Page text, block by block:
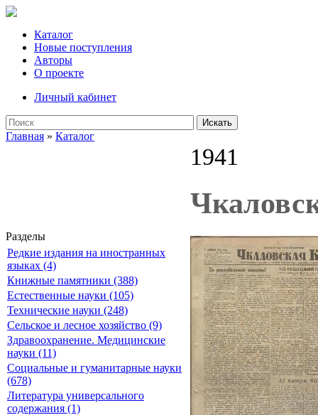
Каталог
Новые поступления
Авторы
О проекте
Личный кабинет
Искать
Главная » Каталог
Разделы
Редкие издания на иностранных
языках (4)
Книжные памятники (388)
Естественные науки (105)
Технические науки (248)
Сельское и лесное хозяйство (9)
Здравоохранение. Медицинские
науки (11)
Социальные и гуманитарные науки
(678)
Литература универсального
содержания (1)
1941